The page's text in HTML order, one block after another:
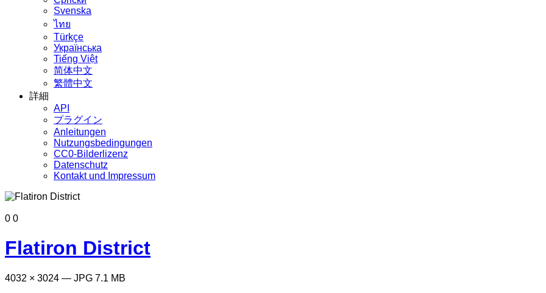
Svenska
ไทย
Türkçe
Українська
Tiếng Việt
简体中文
繁體中文
詳細
API
プラグイン
Anleitungen
Nutzungsbedingungen
CC0-Bilderlizenz
Datenschutz
Kontakt und Impressum
0 0
Flatiron District
4032 × 3024 — JPG 7.1 MB